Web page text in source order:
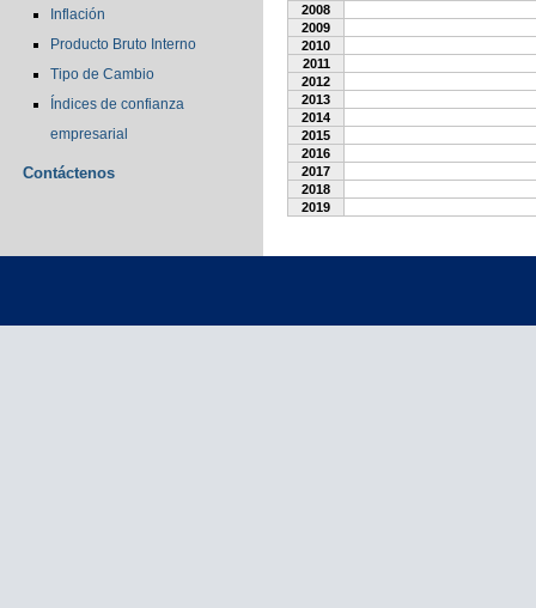
Inflación
Producto Bruto Interno
Tipo de Cambio
Índices de confianza
empresarial
Contáctenos
2008
2009
2010
2011
2012
2013
2014
2015
2016
2017
2018
2019